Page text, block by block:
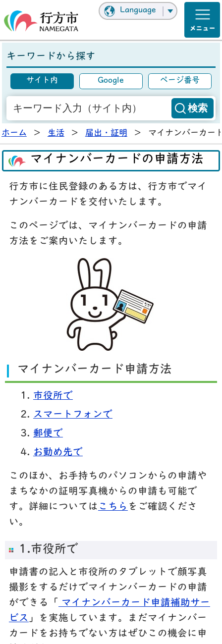
Language
キーワードから探す
サイト内 Google ページ番号
ホーム > 生活 > 届出・証明 > マイナンバーカー
マイナンバーカードの申請方法
行方市に住民登録のある方は、行方市でマイ
ナンバーカードを交付いたします。
このページでは、マイナンバーカードの申請
方法をご案内いたします。
マイナンバーカード申請方法
市役所で
スマートフォンで
郵便で
お勤め先で
このほか、お手持ちのパソコンからの申請や
まちなかの証明写真機からの申請も可能で
す。詳細については こちら をご確認くださ
い。
1.市役所で
申請書の記入と市役所のタブレットで顔写真
撮影をするだけでマイナンバーカードの申請
ができる「
マイナンバーカード申請補助サー
ビス 」を実施しています。まだマイナンバー
カードをお持ちでない方はぜひこの機会に申